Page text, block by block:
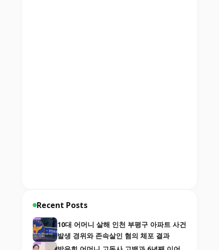
Recent Posts
10대 어머니 살해 인천 부평구 아파트 사건
발생 경위와 존속살인 혐의 체포 결과